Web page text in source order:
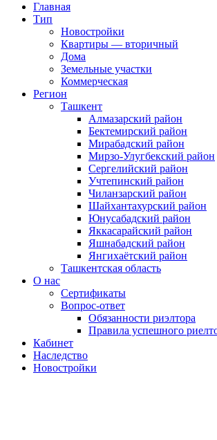
Главная
Тип
Новостройки
Квартиры — вторичный
Дома
Земельные участки
Коммерческая
Регион
Ташкент
Алмазарский район
Бектемирский район
Мирабадский район
Мирзо-Улугбекский район
Сергелийский район
Учтепинский район
Чиланзарский район
Шайхантахурский район
Юнусабадский район
Яккасарайский район
Яшнабадский район
Янгихаётский район
Ташкентская область
О нас
Сертификаты
Вопрос-ответ
Обязанности риэлтора
Правила успешного
Кабинет
Наследство
Новостройки